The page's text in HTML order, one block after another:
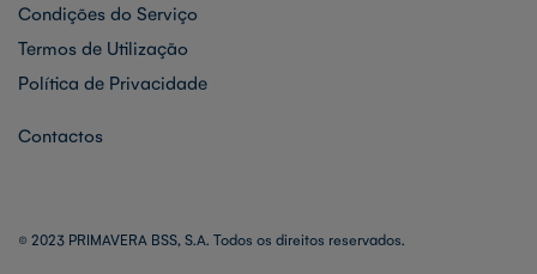
Condições do Serviço
Termos de Utilização
Política de Privacidade
Contactos
© 2023 PRIMAVERA BSS, S.A. Todos os direitos reservados.